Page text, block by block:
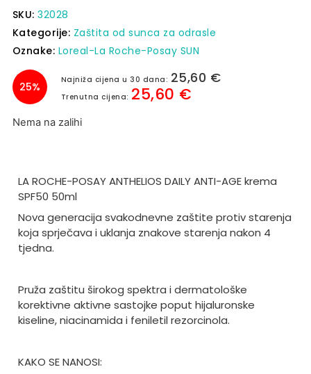
SKU:32028
Kategorije: Zaštita od sunca za odrasle
Oznake: Loreal-La Roche-Posay SUN
25%
Najniža cijena u 30 dana: 25,60 €
Trenutna cijena: 25,60 €
Nema na zalihi
LA ROCHE-POSAY ANTHELIOS DAILY ANTI-AGE krema
SPF50 50ml
Nova generacija svakodnevne zaštite protiv starenja
koja sprječava i uklanja znakove starenja nakon 4
tjedna.
Pruža zaštitu širokog spektra i dermatološke
korektivne aktivne sastojke poput hijaluronske
kiseline, niacinamida i feniletil rezorcinola.
KAKO SE NANOSI: